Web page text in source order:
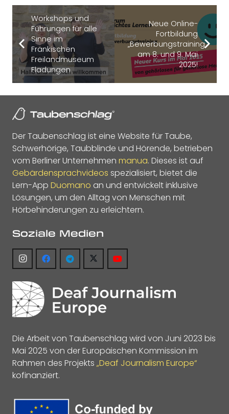
Workshops und
Führungen für alle
Sinne im
Fränkischen
Freilandmuseum
Fladungen
Neue Online-
Fortbildung
„Bewerbungstraining“
am 8. und 9. Mai
2025!
Der Taubenschlag ist eine Website für Taube,
Schwerhörige, Taubblinde und Hörende, betrieben
vom Berliner Unternehmen manua. Dieses ist auf
Gebärdensprachvideos spezialisiert, bietet die
Lern-App Duomano an und entwickelt inklusive
Lösungen, um den Alltag von Menschen mit
Hörbehinderungen zu erleichtern.
Soziale Medien
Die Arbeit von Taubenschlag wird von Juni 2023 bis
Mai 2025 von der Europäischen Kommission im
Rahmen des Projekts „Deaf Journalism Europe“
kofinanziert.